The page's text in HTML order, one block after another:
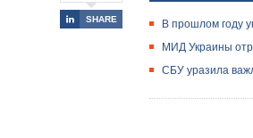
SHARE
В прошлом году
МИД Украины
СБУ уразила